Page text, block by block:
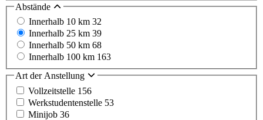
Abstände
Innerhalb 10 km 32
Innerhalb 25 km 39
Innerhalb 50 km 68
Innerhalb 100 km 163
Art der Anstellung
Vollzeitstelle 156
Werkstudentenstelle 53
Minijob 36